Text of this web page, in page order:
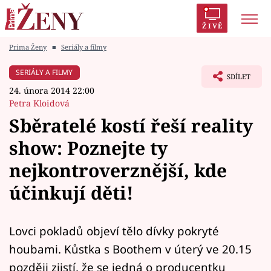
ŽIVĚ
Módní alarm
Témata
Celebrity
Seriály
Prima Ženy ■ Seriály a filmy
SERIÁLY A FILMY
24. února 2014 22:00
Petra Kloidová
SDÍLET
Sběratelé kostí řeší reality
show: Poznejte ty
nejkontroverznější, kde
účinkují děti!
Lovci pokladů objeví tělo dívky pokryté
houbami. Kůstka s Boothem v úterý ve 20.15
později zjistí, že se jedná o producentku